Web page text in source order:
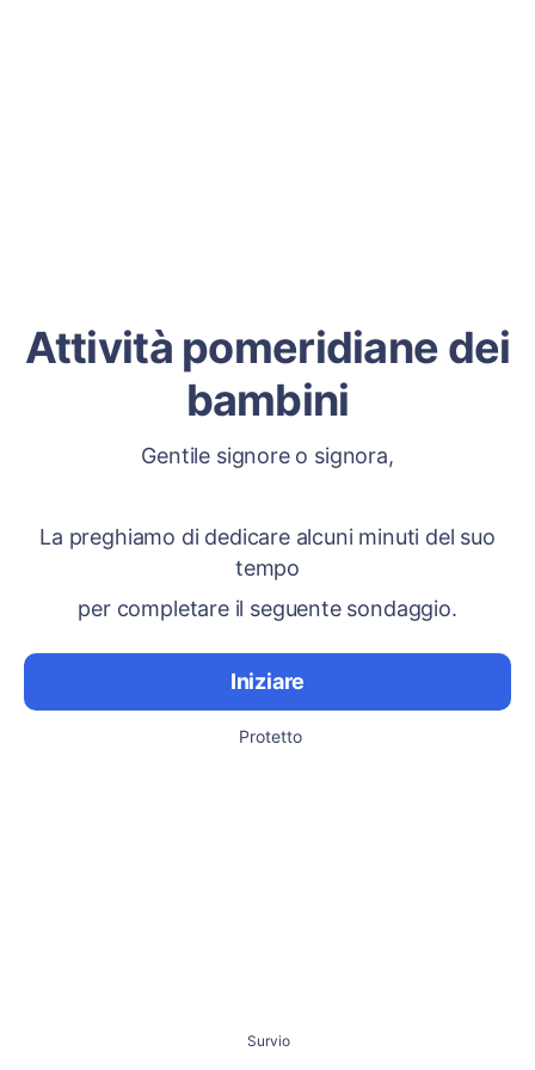
Attività pomeridiane dei
bambini
Gentile signore o signora,
La preghiamo di dedicare alcuni minuti del suo
tempo
per completare il seguente sondaggio.
Iniziare
Protetto
Survio